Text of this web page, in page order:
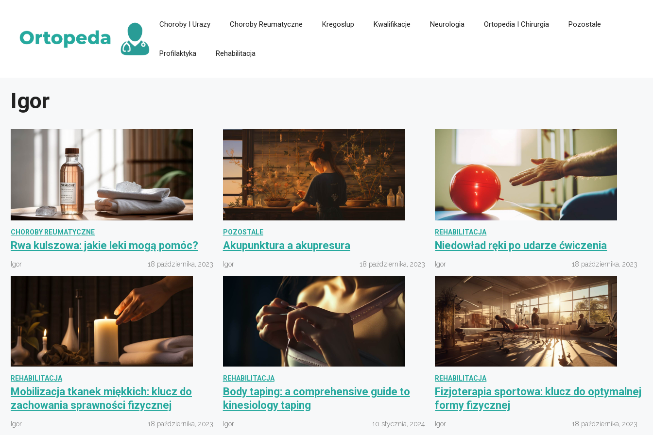
treści
Choroby I Urazy Choroby Reumatyczne Kregoslup Kwalifikacje Neurologia Ortopedia I Chirurgia Pozostale
Profilaktyka Rehabilitacja
Igor
CHOROBY REUMATYCZNE
Rwa kulszowa: jakie leki mogą pomóc?
Igor 18 października, 2023
POZOSTALE
Akupunktura a akupresura
Igor 18 października, 2023
REHABILITACJA
Niedowład ręki po udarze ćwiczenia
Igor 18 października, 2023
REHABILITACJA
Mobilizacja tkanek miękkich: klucz do
zachowania sprawności fizycznej
Igor 18 października, 2023
REHABILITACJA
Body taping: a comprehensive guide to
kinesiology taping
Igor 10 stycznia, 2024
REHABILITACJA
Fizjoterapia sportowa: klucz do optymalnej
formy fizycznej
Igor 18 października, 2023